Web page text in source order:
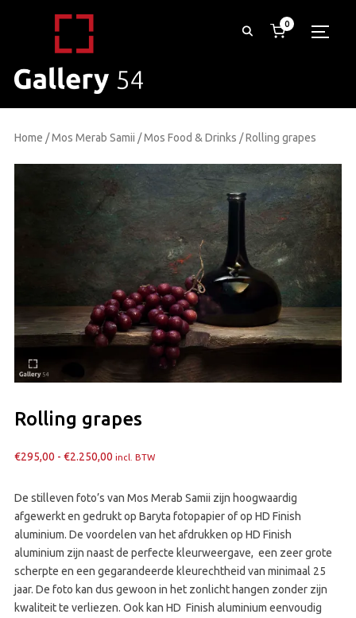
0
Home /Mos Merab Samii /Mos Food & Drinks / Rolling grapes
Rolling grapes
€295,00 - €2.250,00Prijsklasse:
tot
€2.250,00
incl. BTW
De stilleven foto’s van Mos Merab Samii zijn hoogwaardig
afgewerkt en gedrukt op Baryta fotopapier of op HD Finish
aluminium. De voordelen van het afdrukken op HD Finish
aluminium zijn naast de perfecte kleurweergave, een zeer grote
scherpte en een gegarandeerde kleurechtheid van minimaal 25
jaar. De foto kan dus gewoon in het zonlicht hangen zonder zijn
kwaliteit te verliezen. Ook kan HD Finish aluminium eenvoudig